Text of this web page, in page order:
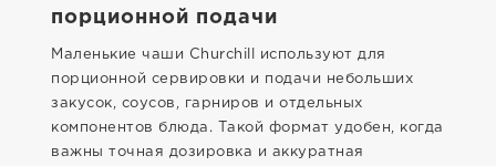
порционной подачи
Маленькие чаши Churchill используют для
порционной сервировки и подачи небольших
закусок, соусов, гарниров и отдельных
компонентов блюда. Такой формат удобен, когда
важны точная дозировка и аккуратная